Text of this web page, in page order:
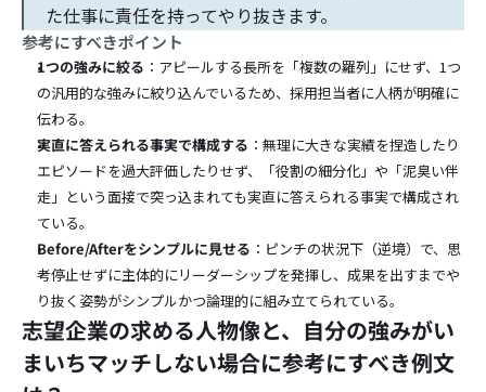
た仕事に責任を持ってやり抜きます。
参考にすべきポイント
1つの強みに絞る ：アピールする長所を「複数の羅列」にせず、1つ
の汎用的な強みに絞り込んでいるため、採用担当者に人柄が明確に
伝わる。
実直に答えられる事実で構成する ：無理に大きな実績を捏造したり
エピソードを過大評価したりせず、「役割の細分化」や「泥臭い伴
走」という面接で突っ込まれても実直に答えられる事実で構成され
ている。
Before/Afterをシンプルに見せる ：ピンチの状況下（逆境）で、思
考停止せずに主体的にリーダーシップを発揮し、成果を出すまでや
り抜く姿勢がシンプルかつ論理的に組み立てられている。
志望企業の求める人物像と、自分の強みがい
まいちマッチしない場合に参考にすべき例文